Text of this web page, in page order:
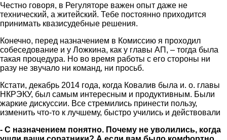
Честно говоря, в Регуляторе важен опыт даже не
технический, а житейский. Тебе постоянно приходится
принимать квазисудебные решения.
Конечно, перед назначением в Комиссию я проходил
собеседование и у Ложкина, как у главы АП, – тогда была
такая процедура. Но во время работы с его стороны ни
разу не звучало ни команд, ни просьб.
Кстати, декабрь 2014 года, когда Ковалив была и. о. главы
НКРЭКУ, был самым интересным и продуктивным. Были
жаркие дискуссии. Все стремились принести пользу,
изменить что-то к лучшему, быстро учились и действовали
- С назначением понятно. Почему не уволились, когда